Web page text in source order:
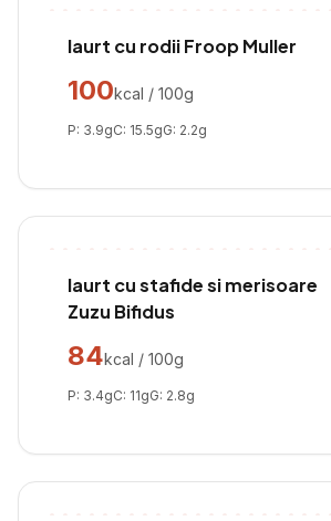
Iaurt cu rodii Froop Muller
100kcal / 100g
P: 3.9gC: 15.5gG: 2.2g
Iaurt cu stafide si merisoare
Zuzu Bifidus
84kcal / 100g
P: 3.4gC: 11gG: 2.8g